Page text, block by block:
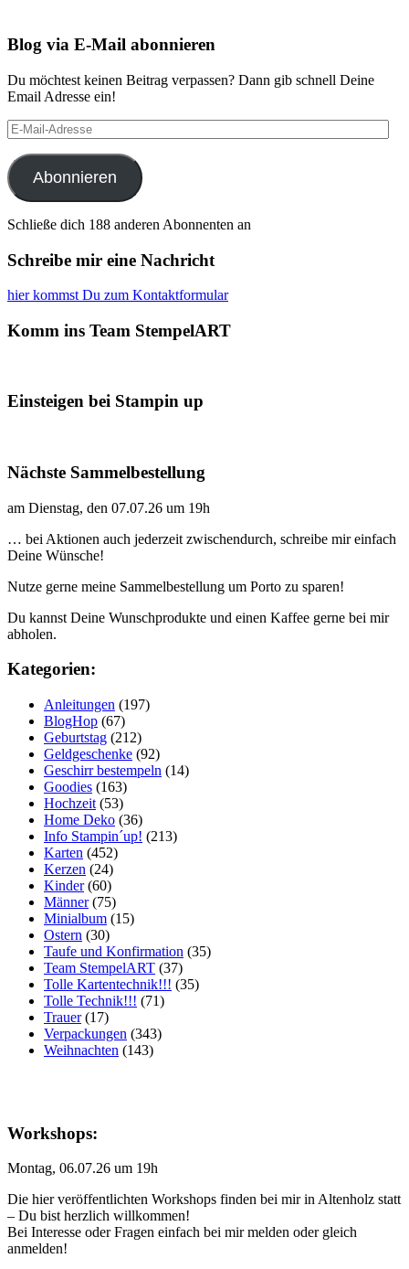
Blog via E-Mail abonnieren
Du möchtest keinen Beitrag verpassen? Dann gib schnell Deine
Email Adresse ein!
E-
Mail-
Adresse
Abonnieren
Schließe dich 188 anderen Abonnenten an
Schreibe mir eine Nachricht
hier kommst Du zum Kontaktformular
Komm ins Team StempelART
Einsteigen bei Stampin up
Nächste Sammelbestellung
am Dienstag, den 07.07.26 um 19h
… bei Aktionen auch jederzeit zwischendurch, schreibe mir einfach
Deine Wünsche!
Nutze gerne meine Sammelbestellung um Porto zu sparen!
Du kannst Deine Wunschprodukte und einen Kaffee gerne bei mir
abholen.
Kategorien:
Anleitungen (197)
BlogHop (67)
Geburtstag (212)
Geldgeschenke (92)
Geschirr bestempeln (14)
Goodies (163)
Hochzeit (53)
Home Deko (36)
Info Stampin´up! (213)
Karten (452)
Kerzen (24)
Kinder(60)
Männer(75)
Minialbum (15)
Ostern (30)
Taufe und Konfirmation (35)
Team StempelART (37)
Tolle Kartentechnik!!! (35)
Tolle Technik!!! (71)
Trauer(17)
Verpackungen (343)
Weihnachten (143)
Workshops:
Montag, 06.07.26 um 19h
Die hier veröffentlichten Workshops finden bei mir in Altenholz statt
– Du bist herzlich willkommen!
Bei Interesse oder Fragen einfach bei mir melden oder gleich
anmelden!